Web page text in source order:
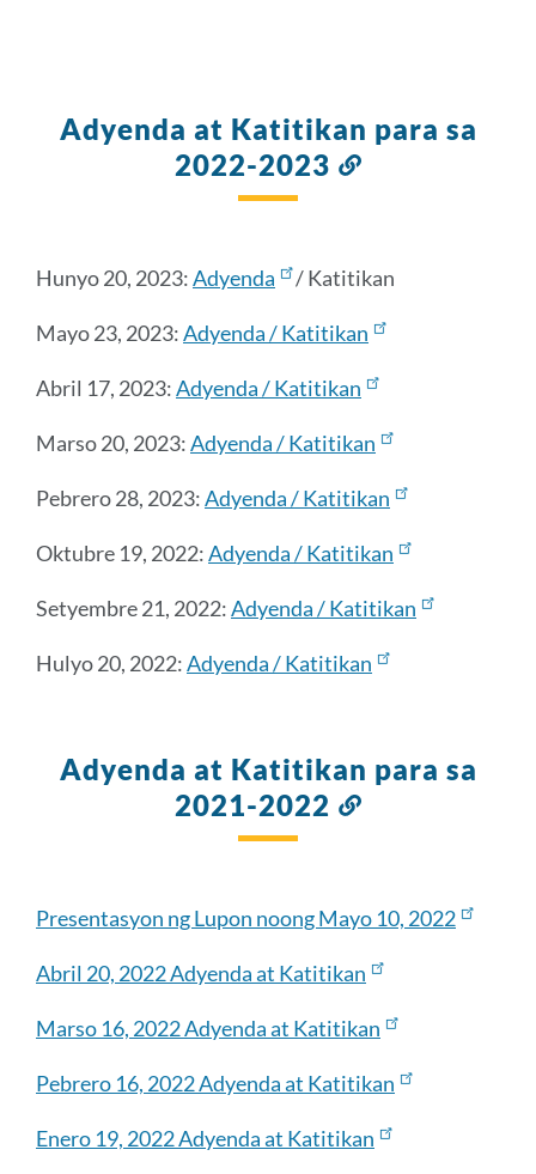
Adyenda at Katitikan para sa
2022-2023
Link
Hunyo 20, 2023:Adyenda / Katitikan
Mayo 23, 2023:Adyenda / Katitikan
Abril 17, 2023:Adyenda / Katitikan
Marso 20, 2023:Adyenda / Katitikan
Pebrero 28, 2023:Adyenda / Katitikan
Oktubre 19, 2022:Adyenda / Katitikan
Setyembre 21, 2022:Adyenda / Katitikan
Hulyo 20, 2022:Adyenda / Katitikan
Adyenda at Katitikan para sa
2021-2022
Link
Presentasyon ng Lupon noong Mayo 10, 2022
Abril 20, 2022 Adyenda at Katitikan
Marso 16, 2022 Adyenda at Katitikan
Pebrero 16, 2022 Adyenda at Katitikan
Enero 19, 2022 Adyenda at Katitikan